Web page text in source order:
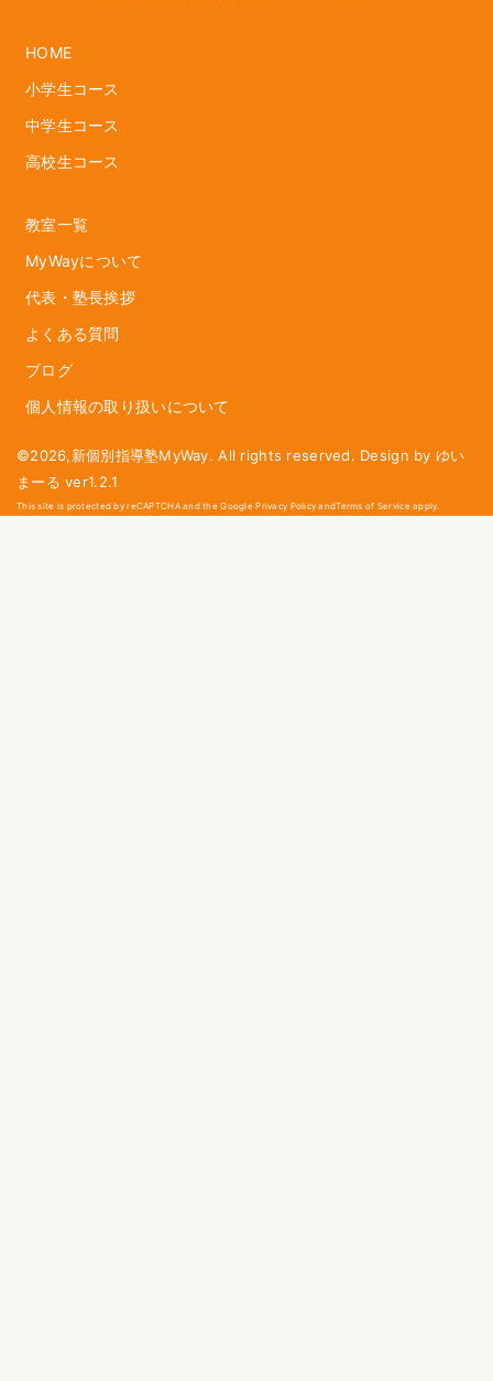
HOME
小学生コース
中学生コース
高校生コース
教室一覧
MyWayについて
代表・塾長挨拶
よくある質問
ブログ
個人情報の取り扱いについて
©2026,新個別指導塾MyWay. All rights reserved. Design by ゆい
まーる ver1.2.1
This site is protected by reCAPTCHA and the Google Privacy Policy andTerms of Service apply.